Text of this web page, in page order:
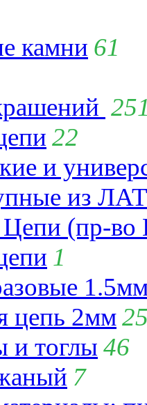
камни 61
22
и
из
(пр-во
1
цепь 2мм
и тоглы 46
7